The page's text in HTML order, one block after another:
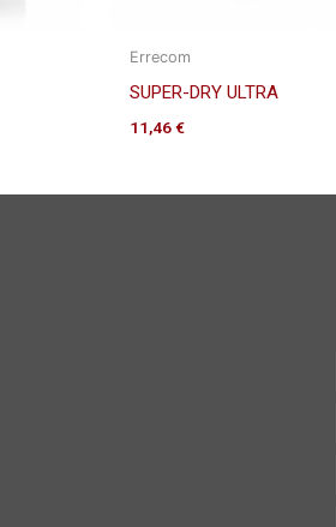
Errecom
SUPER-DRY ULTRA
11,46€